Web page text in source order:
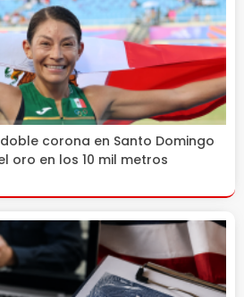
corona en Santo Domingo
oro en los 10 mil metros